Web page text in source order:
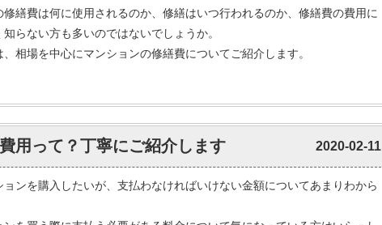
修繕費は何に使用されるのか、修繕はいつ行われるのか、修繕費の費用に
らない方も多いのではないでしょうか。
、相場を中心にマンションの修繕費についてご紹介します。
用って？丁寧にご紹介します 2020-02-11
ョンを購入したいが、支払わなければいけない金額についてあまりわから